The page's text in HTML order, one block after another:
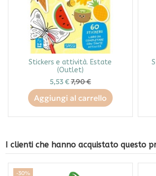
Stickers e attività. Estate
(Outlet)
5,53 €7,90 €
Aggiungi al carrello
I clienti che hanno acquistato questo
-30%